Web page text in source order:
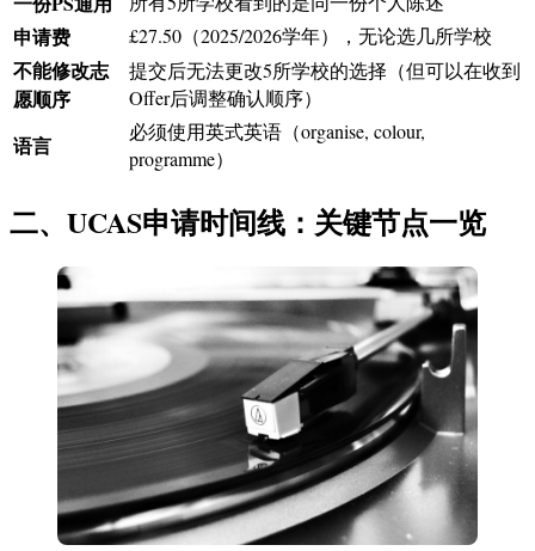
申请费 £27.50（2025/2026学年），无论选几所学校
不能修改志
愿顺序
提交后无法更改5所学校的选择（但可以在收到
Offer后调整确认顺序）
语言
必须使用英式英语（organise, colour,
programme）
二、UCAS申请时间线：关键节点一览